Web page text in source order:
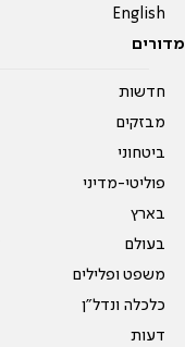
English
מדורים
חדשות
מבזקים
ביטחוני
פוליטי-מדיני
בארץ
בעולם
משפט ופלילים
כלכלה ונדל"ן
דעות